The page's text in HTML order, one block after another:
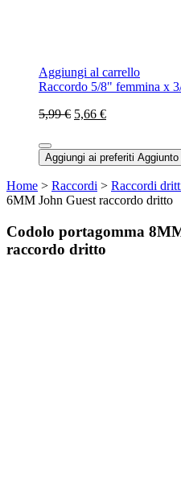
Aggiungi al carrello
Raccordo 5/8" femmina x
5,99 € 5,66 €
Aggiungi ai preferiti
Home > Raccordi > Raccordi
6MM John Guest raccordo dritto
Codolo portagomma
raccordo dritto